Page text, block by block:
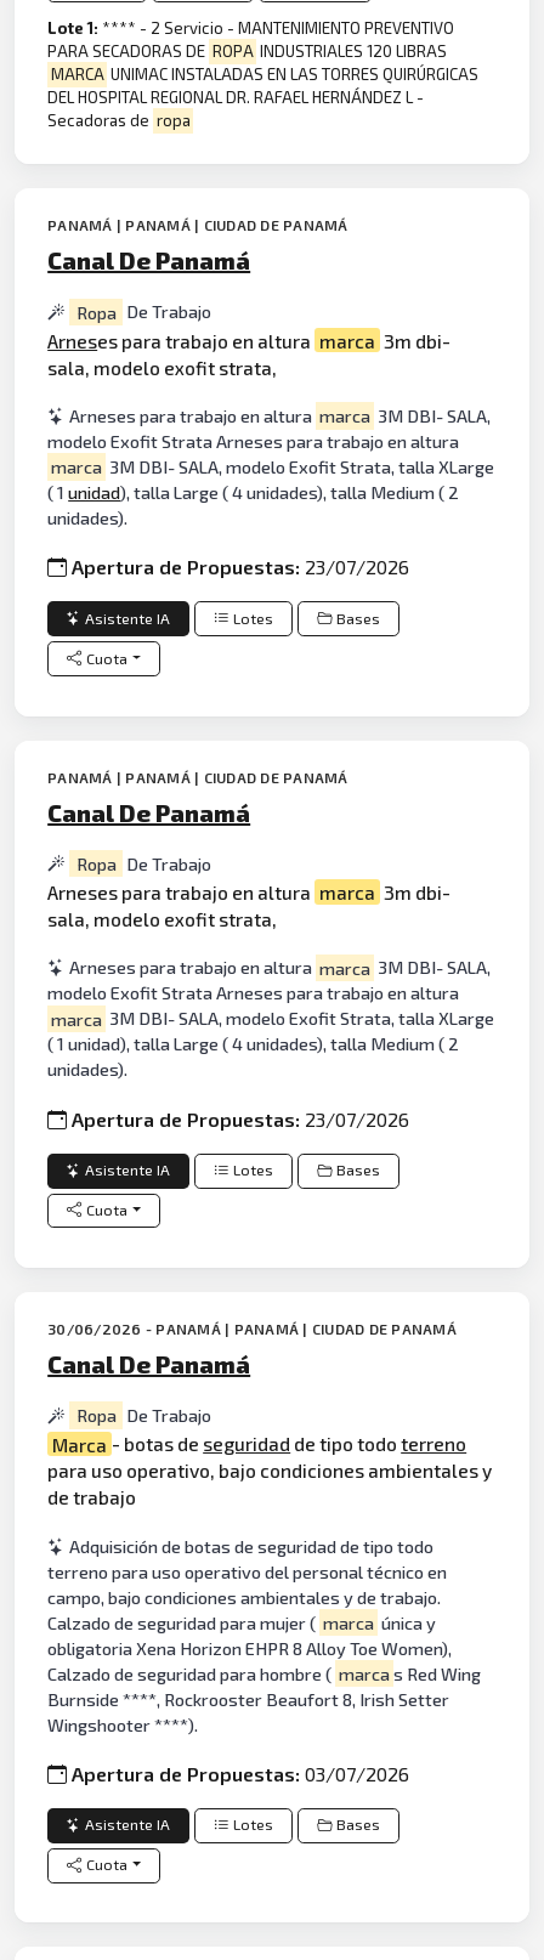
Lote 1: **** - 2 Servicio - MANTENIMIENTO PREVENTIVO
PARA SECADORAS DE ROPA INDUSTRIALES 120 LIBRAS
MARCA UNIMAC INSTALADAS EN LAS TORRES QUIRÚRGICAS
DEL HOSPITAL REGIONAL DR. RAFAEL HERNÁNDEZ L -
Secadoras de ropa
PANAMÁ | PANAMÁ | CIUDAD DE PANAMÁ
Canal De Panamá
Ropa De Trabajo
Arneses para trabajo en altura marca 3m dbi-
sala, modelo exofit strata,
Arneses para trabajo en altura marca 3M DBI- SALA,
modelo Exofit Strata Arneses para trabajo en altura
marca 3M DBI- SALA, modelo Exofit Strata, talla XLarge
( 1unidad), talla Large ( 4 unidades), talla Medium ( 2
unidades).
Apertura de Propuestas: 23/07/2026
Asistente IA Lotes Bases
Cuota
PANAMÁ | PANAMÁ | CIUDAD DE PANAMÁ
Canal De Panamá
Ropa De Trabajo
Arneses para trabajo en altura marca 3m dbi-
sala, modelo exofit strata,
Arneses para trabajo en altura marca 3M DBI- SALA,
modelo Exofit Strata Arneses para trabajo en altura
marca 3M DBI- SALA, modelo Exofit Strata, talla XLarge
( 1 unidad), talla Large ( 4 unidades), talla Medium ( 2
unidades).
Apertura de Propuestas: 23/07/2026
Asistente IA Lotes Bases
Cuota
30/06/2026 - PANAMÁ | PANAMÁ | CIUDAD DE PANAMÁ
Canal De Panamá
Ropa De Trabajo
Marca - botas de seguridad de tipo todoterreno
para uso operativo, bajo condiciones ambientales y
de trabajo
Adquisición de botas de seguridad de tipo todo
terreno para uso operativo del personal técnico en
campo, bajo condiciones ambientales y de trabajo.
Calzado de seguridad para mujer ( marca única y
obligatoria Xena Horizon EHPR 8 Alloy Toe Women),
Calzado de seguridad para hombre ( marcas Red Wing
Burnside ****, Rockrooster Beaufort 8, Irish Setter
Wingshooter ****).
Apertura de Propuestas:03/07/2026
Asistente IA Lotes Bases
Cuota